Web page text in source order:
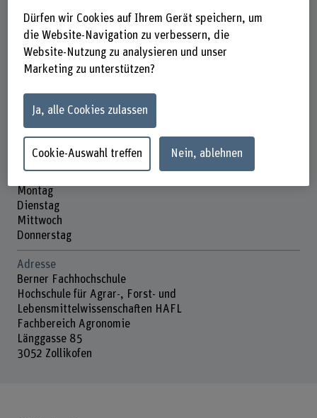
E-Mail anzeigen
www.bfh.ch/de/nancy-bourgeois-luethi
Montag
Dienstag
Mittwoch
Donnerstag
Adresse
Berner Fachhochschule
Hochschule für Agrar-, Forst- und
Lebensmittelwissenschaften HAFL
Fachbereich Agronomie
Länggasse 85
3052 Zollikofen
Dürfen wir Cookies auf Ihrem Gerät speichern, um
die Website-Navigation zu verbessern, die
Website-Nutzung zu analysieren und unser
Marketing zu unterstützen?
Ja, alle Cookies zulassen
Cookie-Auswahl treffen Nein, ablehnen